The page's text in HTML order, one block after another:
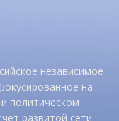
независимое
на
политическом
развитой сети